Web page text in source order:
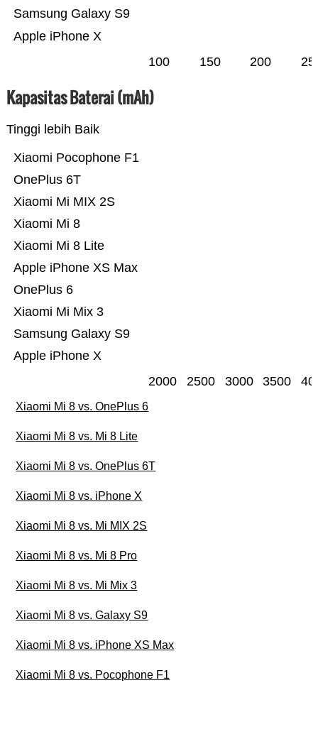
Apple iPhone X
Samsung Galaxy S9
100 150 200
Kapasitas Baterai (mAh)
Tinggi lebih Baik
Apple iPhone X
Samsung Galaxy S9
Xiaomi Mi Mix 3
OnePlus 6
Apple iPhone XS Max
Xiaomi Mi 8 Lite
Xiaomi Mi 8
Xiaomi Mi MIX 2S
OnePlus 6T
Xiaomi Pocophone F1
2000 2500 3000 3500
Xiaomi Mi 8 vs. OnePlus 6
Xiaomi Mi 8 vs. Mi 8 Lite
Xiaomi Mi 8 vs. OnePlus 6T
Xiaomi Mi 8 vs. iPhone X
Xiaomi Mi 8 vs. Mi MIX 2S
Xiaomi Mi 8 vs. Mi 8 Pro
Xiaomi Mi 8 vs. Mi Mix 3
Xiaomi Mi 8 vs. Galaxy S9
Xiaomi Mi 8 vs. iPhone XS Max
Xiaomi Mi 8 vs. Pocophone F1